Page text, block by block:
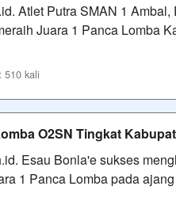
Atlet Putra SMAN 1
Juara 1 Panca Lomba
510 kali
O2SN Tingkat
Esau Bonla'e sukses
1 Panca Lomba pada